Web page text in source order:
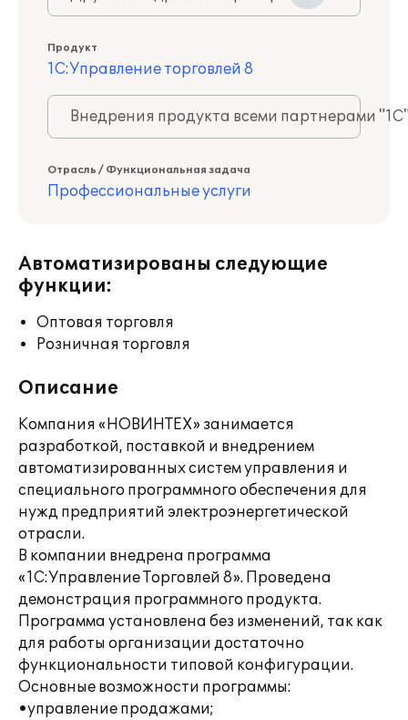
Продукт
1С:Управление торговлей 8
Внедрения продукта всеми партнерами
Отрасль / Функциональная задача
Профессиональные услуги
Автоматизированы следующие
функции:
Оптовая торговля
Розничная торговля
Описание
Компания «НОВИНТЕХ» занимается
разработкой, поставкой и внедрением
автоматизированных систем управления и
специального программного обеспечения для
нужд предприятий электроэнергетической
отрасли.
В компании внедрена программа
«1С:Управление Торговлей 8». Проведена
демонстрация программного продукта.
Программа установлена без изменений, так как
для работы организации достаточно
функциональности типовой конфигурации.
Основные возможности программы:
•управление продажами;